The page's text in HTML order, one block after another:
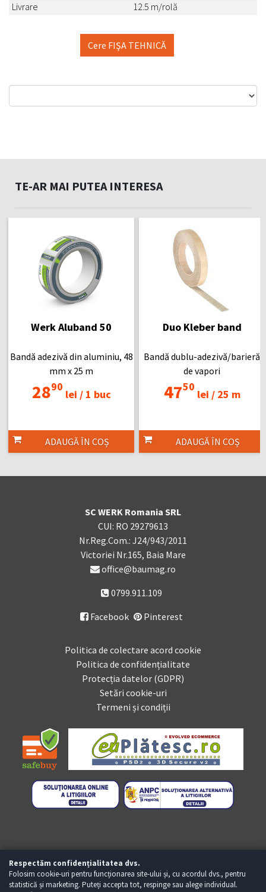
Livrare 12.5 m/rolă
Cere FIŞA TEHNICĂ
TE-AR MAI PUTEA INTERESA
Werk Aluband 50
Bandă adezivă din aluminiu, 48
mm x 25 m
2890
lei /1 buc
ADAUGĂ ÎN COȘ
Duo Kleber band
Bandă dublu-adezivă/barieră
de vapori
4750
lei /25 m
ADAUGĂ ÎN COȘ
SC WERK Romania SRL
CUI: RO 29279613
Nr.Reg.Com.: J24/943/2011
Victoriei Nr.165, Baia Mare
office@baumag.ro
0799.911.109
 Facebook Pinterest
Politica de colectare acord cookie
Politica de confidențialitate
Protecția datelor (GDPR)
Setări cookie-uri
Termeni și condiții
Respectăm confidențialitatea dvs.
Folosim cookie-uri pentru funcționarea site-ului și, cu acordul dvs., pentru
statistică și marketing. Puteți accepta tot, respinge sau alege individual.